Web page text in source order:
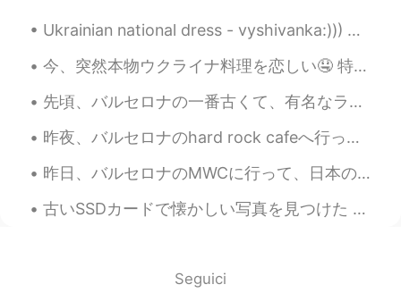
jangmisol 2020.03.22 13:51
너무 멋져요👍👍
2020.03.22 13:17
JP EN
羨ましいです
Bonnie 2020.03.22 13:01
Ukrainian national dress - vyshivanka:))) Usually it costs from 100$ to 1000$. I have several han...
今、突然本物ウクライナ料理を恋しい🤤 特にボルシチやチキンキエフ。。。 3ヶ月前ウクライナへ行って、家族を会って、いっぱい休んだけど、最近は旅行に行くことができないから、仕方がないね😂 ウクライ...
先頃、バルセロナの一番古くて、有名なラーメン屋へ行った。🍲🍲 このラーメン屋の前いつも行列があります。。。それで、食べたければ、多分1時間半を待っていることが必要です。でも、価値がると思います。...
昨夜、バルセロナのhard rock cafeへ行った。🍔 普通はいつも長い行列があるけど、最近人があまりいない。ちょっとラッキーだった。 さすがhard rock cafe！カクテルはオリジナ...
昨日、バルセロナのMWCに行って、日本のチームと一緒に働いて、書類の翻訳した。🇯🇵🇯🇵 たくさんの仕事がありましたけど、すごく楽しかった！MWCは新技術に関する世界最大のイベントの1つです。 新...
古いSSDカードで懐かしい写真を見つけた 笑 10年前その日本刀は居合道や試し斬り練習のために買ったよ！😄 その時、この刀はすごく綺麗だったけど、10年の不断な練習のせいで、ちょっとぐちゃぐちゃ...
Seguici